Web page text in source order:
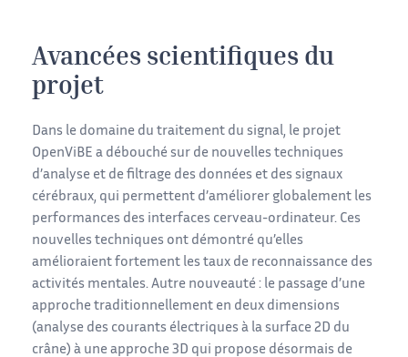
Avancées scientifiques du
projet
Dans le domaine du traitement du signal, le projet
OpenViBE a débouché sur de nouvelles techniques
d’analyse et de filtrage des données et des signaux
cérébraux, qui permettent d’améliorer globalement les
performances des interfaces cerveau-ordinateur. Ces
nouvelles techniques ont démontré qu’elles
amélioraient fortement les taux de reconnaissance des
activités mentales. Autre nouveauté : le passage d’une
approche traditionnellement en deux dimensions
(analyse des courants électriques à la surface 2D du
crâne) à une approche 3D qui propose désormais de